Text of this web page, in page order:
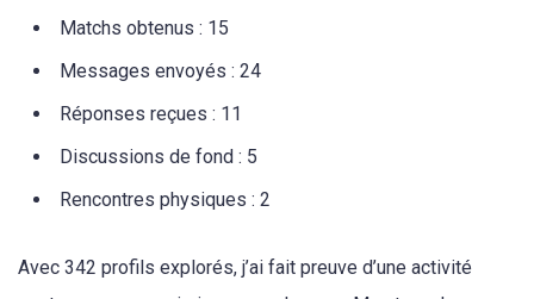
Matchs obtenus : 15
Messages envoyés : 24
Réponses reçues : 11
Discussions de fond : 5
Rencontres physiques : 2
Avec 342 profils explorés, j’ai fait preuve d’une activité